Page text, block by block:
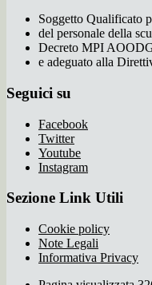
Soggetto Qualificato
del personale della
Decreto MPI
e adeguato alla
Seguici su
Facebook
Twitter
Youtube
Instagram
Sezione Link Utili
Cookie policy
Note Legali
Informativa Privacy